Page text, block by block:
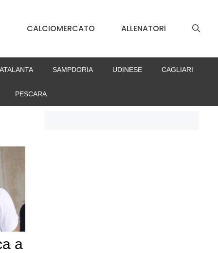
CALCIOMERCATO ALLENATORI
SAMPDORIA UDINESE CAGLIARI
PESCARA
a